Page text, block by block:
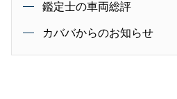
鑑定士の車両総評
カババからのお知らせ